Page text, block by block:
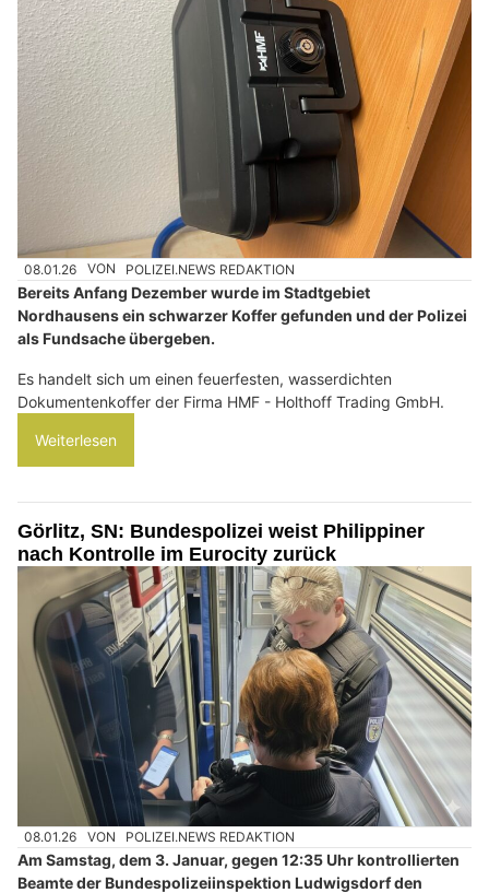
08.01.26 VON POLIZEI.NEWS REDAKTION
Bereits Anfang Dezember wurde im Stadtgebiet
Nordhausens ein schwarzer Koffer gefunden und der Polizei
als Fundsache übergeben.
Es handelt sich um einen feuerfesten, wasserdichten
Dokumentenkoffer der Firma HMF - Holthoff Trading GmbH.
Weiterlesen
Görlitz, SN: Bundespolizei weist Philippiner
nach Kontrolle im Eurocity zurück
08.01.26 VON POLIZEI.NEWS REDAKTION
Am Samstag, dem 3. Januar, gegen 12:35 Uhr kontrollierten
Beamte der Bundespolizeiinspektion Ludwigsdorf den